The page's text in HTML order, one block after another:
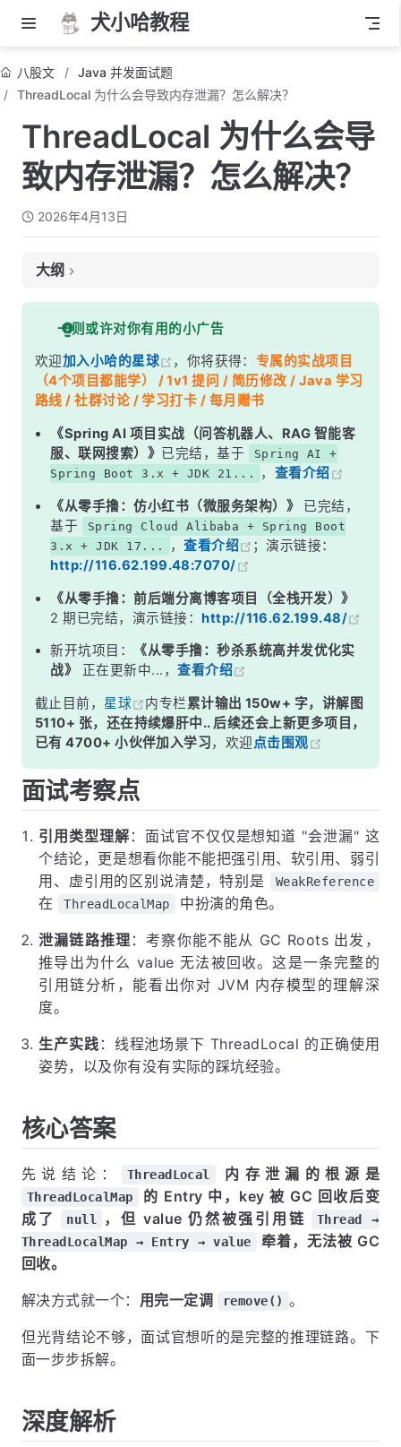
犬小哈教程
八股文
Java 并发面试题
ThreadLocal 为什么会导致内存泄漏？怎么解决？
ThreadLocal 为什么会导
致内存泄漏？怎么解决？
2026年4月13日
大纲
面试考察点
核心答案
深度解析
一、先搞清楚四种引用类型
二、泄漏产生的完整链路
三、为什么不把 value 也设为弱引用？
五、解决方案
六、线程池 vs 普通线程的泄漏对比
记忆口诀
总结
一则或许对你有用的小广告
欢迎加入小哈的星球 ，你将获得： 专属的实战项目
（4个项目都能学） / 1v1 提问 / 简历修改 / Java 学习
路线 / 社群讨论 / 学习打卡 / 每月赠书
《Spring AI 项目实战（问答机器人、RAG 智能客
服、联网搜索）》 已完结，基于
Spring AI +
Spring Boot 3.x + JDK 21...
， 查看介绍
《从零手撸：仿小红书（微服务架构）》
已完结，
基于
Spring Cloud Alibaba + Spring Boot
3.x + JDK 17...
，查看介绍
；演示链接：
http://116.62.199.48:7070/
《从零手撸：前后端分离博客项目（全栈开发）》
2 期已完结，演示链接：http://116.62.199.48/
新开坑项目：
《从零手撸：秒杀系统高并发优化实
战》
正在更新中...，查看介绍
截止目前， 星球 内专栏累计输出 150w+ 字，讲解图
5110+ 张，还在持续爆肝中.. 后续还会上新更多项目，
已有 4700+ 小伙伴加入学习，欢迎点击围观
面试考察点
引用类型理解 ：面试官不仅仅是想知道 "会泄漏" 这
个结论，更是想看你能不能把强引用、软引用、弱引
用、虚引用的区别说清楚，特别是
WeakReference
在 ThreadLocalMap 中扮演的角色。
泄漏链路推理 ：考察你能不能从 GC Roots 出发，
推导出为什么 value 无法被回收。这是一条完整的
引用链分析，能看出你对 JVM 内存模型的理解深
度。
生产实践 ：线程池场景下 ThreadLocal 的正确使用
姿势，以及你有没有实际的踩坑经验。
核心答案
先说结论： ThreadLocal 内存泄漏的根源是
ThreadLocalMap
的 Entry 中，key 被 GC 回收后变
成了
null ，但 value 仍然被强引用链
Thread →
ThreadLocalMap → Entry → value
牵着，无法被 GC
回收。
解决方式就一个： 用完一定调 remove() 。
但光背结论不够，面试官想听的是完整的推理链路。下
面一步步拆解。
深度解析